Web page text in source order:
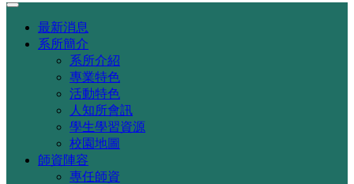
最新消息
系所簡介
系所介紹
專業特色
活動特色
人知所會訊
學生學習資源
校園地圖
師資陣容
專任師資